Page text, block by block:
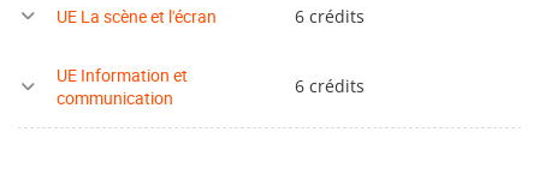
UE La scène et l'écran 6 crédits
UE Information et
communication
6 crédits